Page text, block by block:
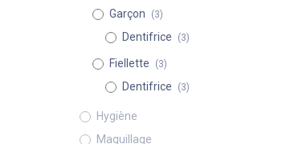
Garçon (3)
Dentifrice (3)
Fiellette (3)
Dentifrice (3)
Hygiène
Maquillage